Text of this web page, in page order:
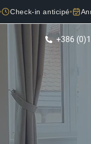
Check-in anticipé
+386